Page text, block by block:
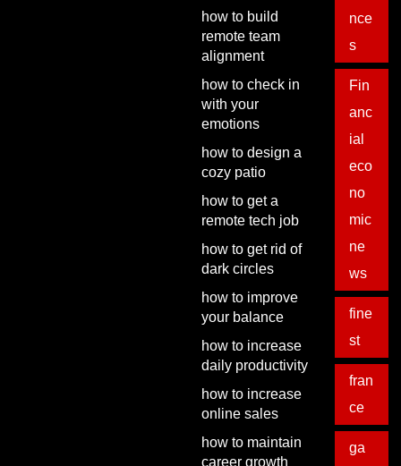
how to build
remote team
alignment
how to check in
with your
emotions
how to design a
cozy patio
how to get a
remote tech job
how to get rid of
dark circles
how to improve
your balance
how to increase
daily productivity
how to increase
online sales
how to maintain
career growth
nce
s
Fin
anc
ial
eco
no
mic
ne
ws
fine
st
fran
ce
ga